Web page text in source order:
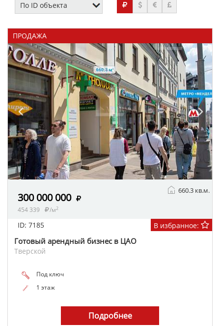
ПРОДАЖА
300 000 000
454 339 /м2
660.3 кв.м.
Готовый арендный бизнес в ЦАО
Тверской
ID: 7185 В избранное:
Под ключ
1 этаж
Подробнее